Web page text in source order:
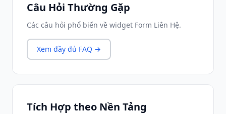
Câu Hỏi Thường Gặp
Các câu hỏi phổ biến về widget Form Liên Hệ.
Xem đầy đủ FAQ →
Tích Hợp theo Nền Tảng